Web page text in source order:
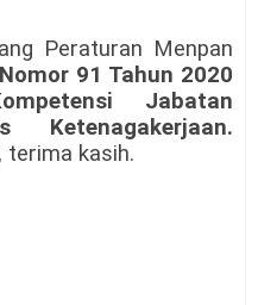
Peraturan Menpan
91 Tahun 2020
Jabatan
Ketenagakerjaan.
terima kasih.